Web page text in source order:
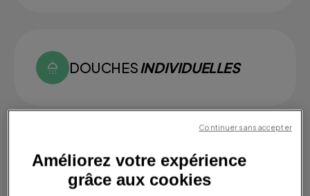
DOUCHESINDIVIDUELLES
SMALL GROUPS
Améliorez votre expérience
grâce aux cookies
Continuer sans accepter